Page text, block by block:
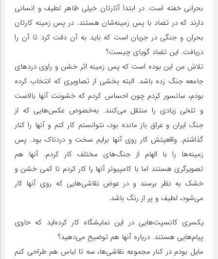
بحرانی خفته است. در ابتدا آثارتان خیلی ظاهر لطیف و انسانی
دارند که در تضاد با پس زمینه‌شان هستند. در پس زمینه کارتان
بحران و جنگی در جریان است که باید به آن دقت کرد تا آن را
دریافت. این تضاد گویای چیست؟
تلاش من این بوده است که پس زمینه اثر خشن و راوی دردهای
جامعه جنگ زده باشد. البته بخشی از تصاویری که انتخاب کرده
بودم، سانسور کردم چون احساس کردم که خشونت آنها بالاست
و تلخی زیادی را منتقل می‌کنند. به‌خصوص عکس‌هایی که از
جنگ ایران و عراق باز مانده بود، نتوانستم کار کنم و آنها را کنار
گذاشتم. واقعیتش کار روی آنها برایم سخت و دردناک بود. پس
زمینه‌ها را با الهام از جنگ‌های مختلف کار کردم. آنها هم
تصویرگری هستند اما با کامپیوتر آنها را کار کردم تا کمی خشن و
خشک به نظر برسند و در عوض نقاشی‌هایی که روی آنها کار
می‌شود، لطیف و پر از رنگ باشد.
یکسری کانسپت‌هایی در این نمایشگاه کار کرده‌اید که حاوی
پیام‌هایی هستند. درباره آنها هم توضیح می‌دهید؟
مایل بودم در کنار مجموعه نقاشی‌ها، سه تا لباس هم طراحی کنم